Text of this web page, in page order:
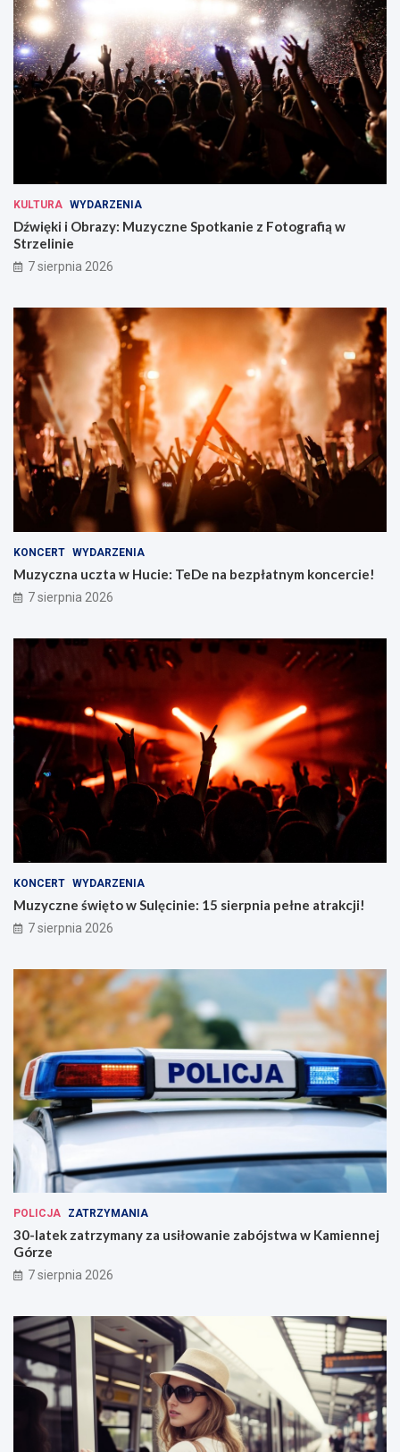
KULTURA WYDARZENIA
Dźwięki i Obrazy: Muzyczne Spotkanie z Fotografią w
Strzelinie
7 sierpnia 2026
KONCERT WYDARZENIA
Muzyczna uczta w Hucie: TeDe na bezpłatnym koncercie!
7 sierpnia 2026
KONCERT WYDARZENIA
Muzyczne święto w Sulęcinie: 15 sierpnia pełne atrakcji!
7 sierpnia 2026
POLICJA ZATRZYMANIA
30-latek zatrzymany za usiłowanie zabójstwa w Kamiennej
Górze
7 sierpnia 2026